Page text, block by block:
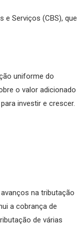
e Serviços (CBS), que
uniforme do
o valor adicionado
investir e crescer.
na tributação
a cobrança de
de várias